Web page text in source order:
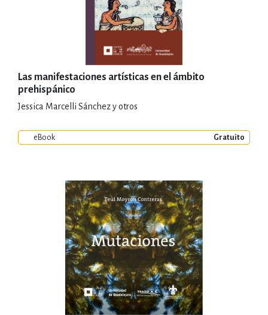
Las manifestaciones artísticas en el ámbito
prehispánico
Jessica Marcelli Sánchez y otros
eBook Gratuito